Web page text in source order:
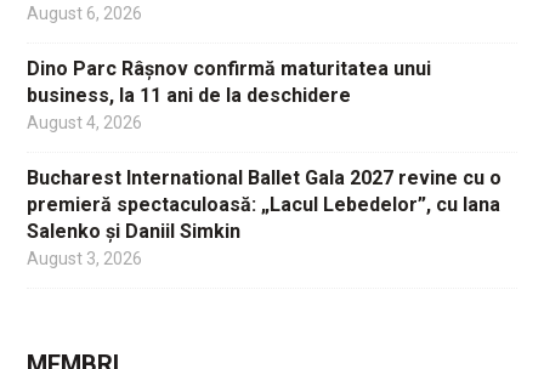
August 6, 2026
Dino Parc Râșnov confirmă maturitatea unui
business, la 11 ani de la deschidere
August 4, 2026
Bucharest International Ballet Gala 2027 revine cu o
premieră spectaculoasă: „Lacul Lebedelor”, cu Iana
Salenko și Daniil Simkin
August 3, 2026